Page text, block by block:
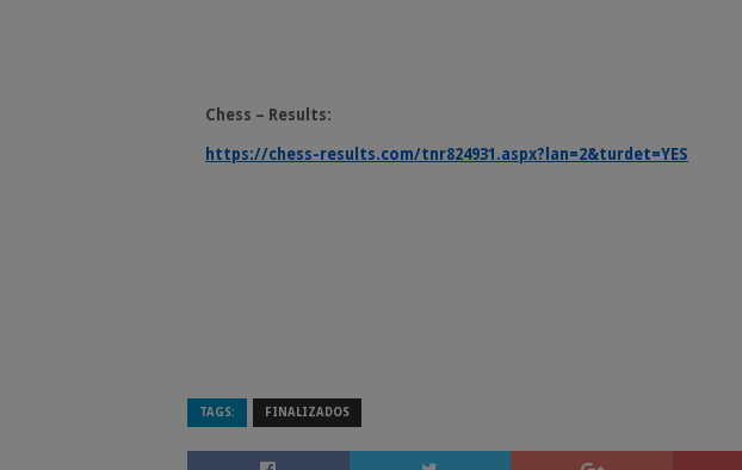
Chess – Results:
https://chess-results.com/tnr824931.aspx?lan=2&turdet=YES
TAGS: FINALIZADOS